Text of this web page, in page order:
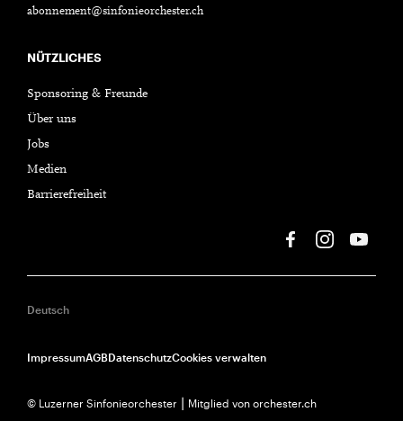
abonnement@sinfonieorchester.ch
NÜTZLICHES
Sponsoring & Freunde
Über uns
Jobs
Medien
Barrierefreiheit
© Luzerner Sinfonieorchester ⎮ Mitglied von orchester.ch
ImpressumAGBDatenschutzCookies verwalten
Deutsch